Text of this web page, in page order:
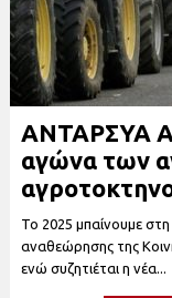
ΑΝΤΑΡΣΥΑ
αγώνα των
Το 2025 μπαίνουμε
αναθεώρησης της
ενώ συζητιέται η νέα...